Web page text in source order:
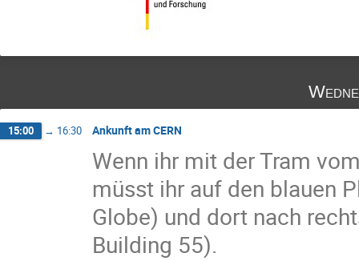
15:00 → 16:30 Ankunft am CERN
Wenn ihr mit der Tram
müsst ihr auf den blauen
Globe) und dort nach
Building 55).